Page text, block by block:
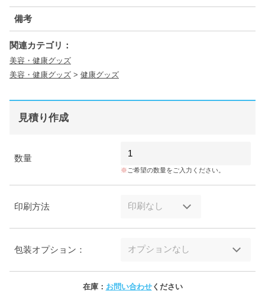
備考
関連カテゴリ：
美容・健康グッズ
美容・健康グッズ > 健康グッズ
見積り作成
数量
ご希望の数量をご入力ください。
印刷方法
包装オプション：
在庫： お問い合わせください